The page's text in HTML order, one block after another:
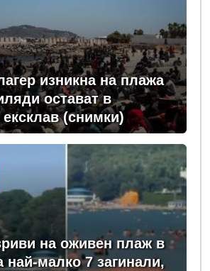
изникна на плажа
остават в
(снимки)
на оживен плаж в
най-малко 7 загинали,